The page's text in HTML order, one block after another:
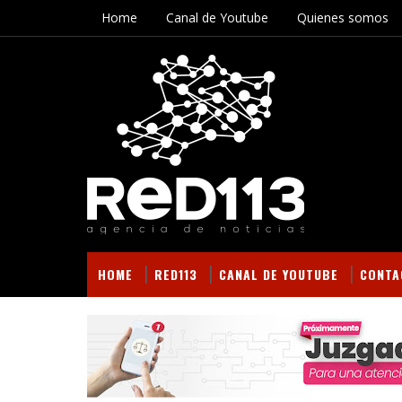
Home Canal de Youtube Quienes somos
HOME RED113 CANAL DE YOUTUBE